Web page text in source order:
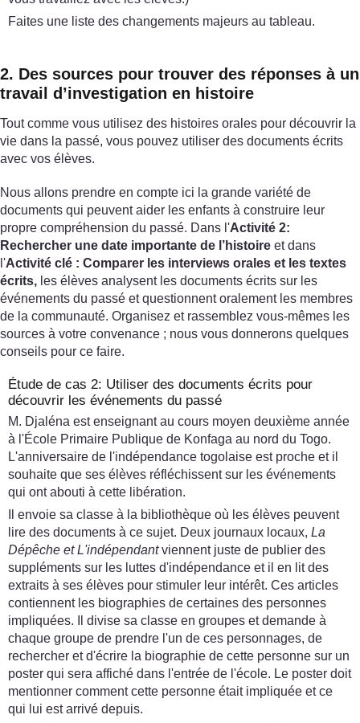
Faites une liste des changements majeurs au tableau.
2. Des sources pour trouver des réponses à un
travail d’investigation en histoire
Tout comme vous utilisez des histoires orales pour découvrir la
vie dans la passé, vous pouvez utiliser des documents écrits
avec vos élèves.
Nous allons prendre en compte ici la grande variété de
documents qui peuvent aider les enfants à construire leur
propre compréhension du passé. Dans l'Activité 2:
Rechercher une date importante de l’histoire et dans
l'Activité clé : Comparer les interviews orales et les textes
écrits, les élèves analysent les documents écrits sur les
événements du passé et questionnent oralement les membres
de la communauté. Organisez et rassemblez vous-mêmes les
sources à votre convenance ; nous vous donnerons quelques
conseils pour ce faire.
Étude de cas 2: Utiliser des documents écrits pour
découvrir les événements du passé
M. Djaléna est enseignant au cours moyen deuxième année
à l'École Primaire Publique de Konfaga au nord du Togo.
L'anniversaire de l'indépendance togolaise est proche et il
souhaite que ses élèves réfléchissent sur les événements
qui ont abouti à cette libération.
Il envoie sa classe à la bibliothèque où les élèves peuvent
lire des documents à ce sujet. Deux journaux locaux, La
Dépêche et L'indépendantviennent juste de publier des
suppléments sur les luttes d'indépendance et il en lit des
extraits à ses élèves pour stimuler leur intérêt. Ces articles
contiennent les biographies de certaines des personnes
impliquées. Il divise sa classe en groupes et demande à
chaque groupe de prendre l'un de ces personnages, de
rechercher et d'écrire la biographie de cette personne sur un
poster qui sera affiché dans l'entrée de l'école. Le poster doit
mentionner comment cette personne était impliquée et ce
qui lui est arrivé depuis.